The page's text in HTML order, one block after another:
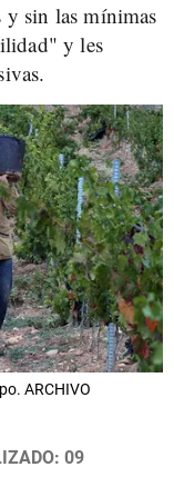
sin las mínimas
y les
ARCHIVO
09